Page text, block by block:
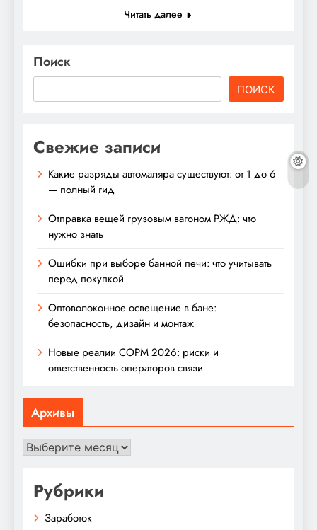
Читать далее
Поиск
ПОИСК
Свежие записи
Какие разряды автомаляра существуют: от 1 до 6
— полный гид
Отправка вещей грузовым вагоном РЖД: что
нужно знать
Ошибки при выборе банной печи: что учитывать
перед покупкой
Оптоволоконное освещение в бане:
безопасность, дизайн и монтаж
Новые реалии СОРМ 2026: риски и
ответственность операторов связи
Архивы
Архивы
Рубрики
Заработок